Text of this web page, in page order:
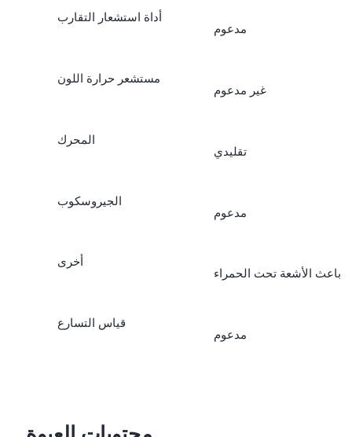
أداة استشعار التقارب
مدعوم
مستشعر حرارة اللون
غير مدعوم
المحرك
تقليدي
الجيروسكوب
مدعوم
أخرى
باعث الأشعة تحت الحمراء
قياس التسارع
مدعوم